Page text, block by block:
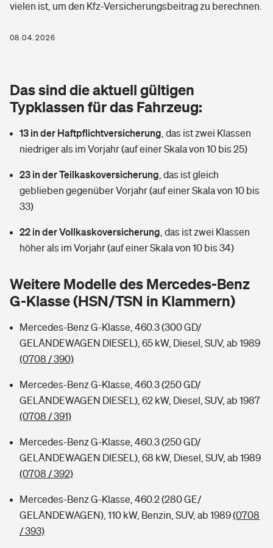
Rentenrechner: Wie viel Geld bekomme ich im Alter?
Wer versichert was: Jetzt Versicherer finden
Photovoltaik
Wärmepumpen versichern
Vermieterrrechtsschutz
Mietkautionsversicherung
Zur Übersicht
Tools
Hochwasser-Check: Wie gefährdet ist Ihr Haus?
Wer versichert was: Jetzt Versicherer finden
Sie haben Fragen?
Kinderunfall­ver­si­che­rung
Reiseversicherung
Handyversicherung
Private Cyberversicherung
Musikinstrumentenversicherung
Zur Übersicht
Tools
Typklassen: So ist Ihr Auto eingestuft
Private Krankenversicherung
Tierkrankenversicherung
Zur Übersicht
Tools
Sie haben Fragen?
Rentenrechner: Wie viel Geld bekomme ich im Alter?
vielen ist, um den Kfz-Versicherungsbeitrag zu berechnen.
08.04.2026
Das sind die aktuell gültigen
Typklassen für das Fahrzeug:
13 in der Haftpflichtversicherung das ist zwei Klassen
niedriger als im Vorjahr (auf einer Skala von 10 bis 25)
23 in der Teilkaskoversicherung das ist gleich
geblieben gegenüber Vorjahr (auf einer Skala von 10 bis
33)
22 in der Vollkaskoversicherung das ist zwei Klassen
höher als im Vorjahr (auf einer Skala von 10 bis 34)
Weitere Modelle des Mercedes-Benz
G-Klasse (HSN/TSN in Klammern)
Mercedes-Benz G-Klasse, 460.3 (300 GD/
GELÄNDEWAGEN DIESEL), 65 kW, Diesel, SUV, ab 1989
(0708 / 390)
Mercedes-Benz G-Klasse, 460.3 (250 GD/
GELÄNDEWAGEN DIESEL), 62 kW, Diesel, SUV, ab 1987
(0708 / 391)
Mercedes-Benz G-Klasse, 460.3 (250 GD/
GELÄNDEWAGEN DIESEL), 68 kW, Diesel, SUV, ab 1989
(0708 / 392)
Mercedes-Benz G-Klasse, 460.2 (280 GE/
GELÄNDEWAGEN), 110 kW, Benzin, SUV, ab 1989(0708
/ 393)